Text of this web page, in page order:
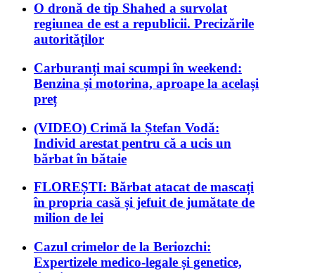
O dronă de tip Shahed a survolat
regiunea de est a republicii. Precizările
autorităților
Carburanți mai scumpi în weekend:
Benzina și motorina, aproape la același
preț
(VIDEO) Crimă la Ștefan Vodă:
Individ arestat pentru că a ucis un
bărbat în bătaie
FLOREȘTI: Bărbat atacat de mascați
în propria casă și jefuit de jumătate de
milion de lei
Cazul crimelor de la Beriozchi:
Expertizele medico-legale și genetice,